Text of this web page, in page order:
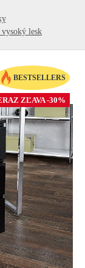
lesk
BESTSELLERS
ZĽAVA -30%